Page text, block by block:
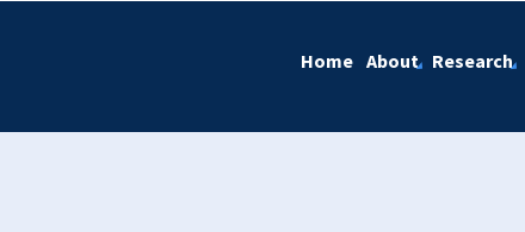
Home About Research